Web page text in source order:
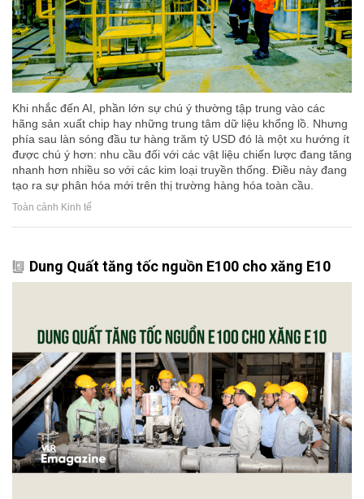
Khi nhắc đến AI, phần lớn sự chú ý thường tập trung vào các
hãng sản xuất chip hay những trung tâm dữ liệu khổng lồ. Nhưng
phía sau làn sóng đầu tư hàng trăm tỷ USD đó là một xu hướng ít
được chú ý hơn: nhu cầu đối với các vật liệu chiến lược đang tăng
nhanh hơn nhiều so với các kim loại truyền thống. Điều này đang
tạo ra sự phân hóa mới trên thị trường hàng hóa toàn cầu.
Toàn cảnh Kinh tế
Dung Quất tăng tốc nguồn E100 cho xăng E10